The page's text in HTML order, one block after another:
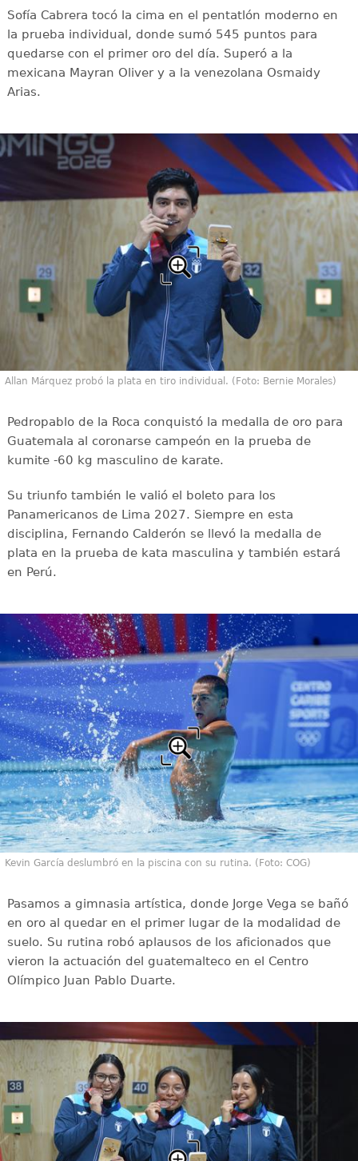
Sofía Cabrera tocó la cima en el pentatlón moderno en
la prueba individual, donde sumó 545 puntos para
quedarse con el primer oro del día. Superó a la
mexicana Mayran Oliver y a la venezolana Osmaidy
Arias.
Allan Márquez probó la plata en tiro individual. (Foto: Bernie Morales)
Pedropablo de la Roca conquistó la medalla de oro para
Guatemala al coronarse campeón en la prueba de
kumite -60 kg masculino de karate.
Su triunfo también le valió el boleto para los
Panamericanos de Lima 2027. Siempre en esta
disciplina, Fernando Calderón se llevó la medalla de
plata en la prueba de kata masculina y también estará
en Perú.
Kevin García deslumbró en la piscina con su rutina. (Foto: COG)
Pasamos a gimnasia artística, donde Jorge Vega se bañó
en oro al quedar en el primer lugar de la modalidad de
suelo. Su rutina robó aplausos de los aficionados que
vieron la actuación del guatemalteco en el Centro
Olímpico Juan Pablo Duarte.